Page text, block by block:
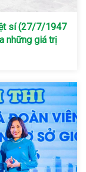
sí (27/7/1947
những giá trị